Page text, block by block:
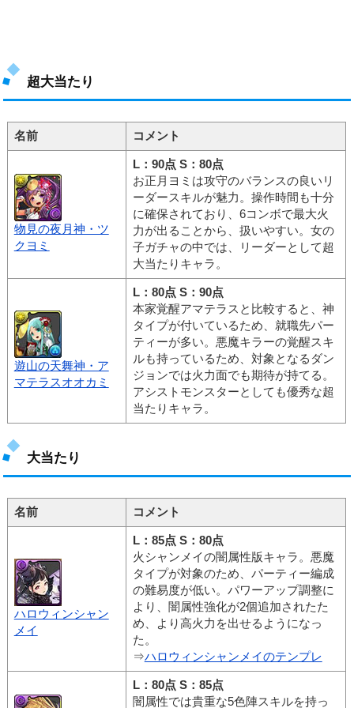
超大当たり
名前 コメント
物見の夜月神・ツ
クヨミ
L：90点 S：80点
お正月ヨミは攻守のバランスの良いリ
ーダースキルが魅力。操作時間も十分
に確保されており、6コンボで最大火
力が出ることから、扱いやすい。女の
子ガチャの中では、リーダーとして超
大当たりキャラ。
遊山の天舞神・ア
マテラスオオカミ
L：80点 S：90点
本家覚醒アマテラスと比較すると、神
タイプが付いているため、就職先パー
ティーが多い。悪魔キラーの覚醒スキ
ルも持っているため、対象となるダン
ジョンでは火力面でも期待が持てる。
アシストモンスターとしても優秀な超
当たりキャラ。
大当たり
名前 コメント
ハロウィンシャン
メイ
L：85点 S：80点
火シャンメイの闇属性版キャラ。悪魔
タイプが対象のため、パーティー編成
の難易度が低い。パワーアップ調整に
より、闇属性強化が2個追加されたた
め、より高火力を出せるようになっ
た。
⇒ハロウィンシャンメイのテンプレ
L：80点 S：85点
闇属性では貴重な5色陣スキルを持っ